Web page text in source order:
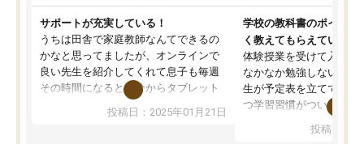
サポートが充実している！
うちは田舎で家庭教師なんてできるの
かなと思ってましたが、オンラインで
良い先生を紹介してくれて息子も毎週
その時間になると自分からタブレット
を開いてzoomを繋げるようになりまし
た！5科目なんでもOKなのもとても気
投稿日：2025年01月21日
学校の教科書のポイント
く教えてもらえている
体験授業を受けて入塾し
なかなか勉強しない息子
生が予定表を立ててくれ
つ学習習慣がついてきま
指導が無い日も予定表
投稿日：